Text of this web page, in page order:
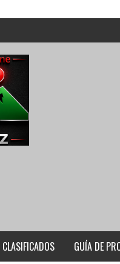
CLASIFICADOS GUÍA DE